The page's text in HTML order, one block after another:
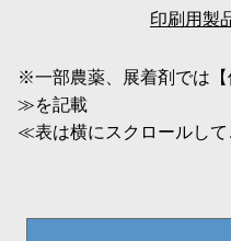
印刷用製
※一部農薬、展着剤では
≫を記載
≪表は横にスクロールし